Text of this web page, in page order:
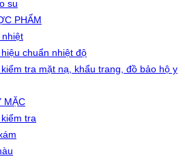
su
PHẨM
nhiệt
chuẩn nhiệt độ
tra mặt nạ, khẩu trang, đồ bảo hộ y
MẶC
tra